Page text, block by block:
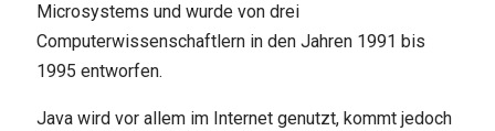
Microsystems und wurde von drei
Computerwissenschaftlern in den Jahren 1991 bis
1995 entworfen.
Java wird vor allem im Internet genutzt, kommt jedoch